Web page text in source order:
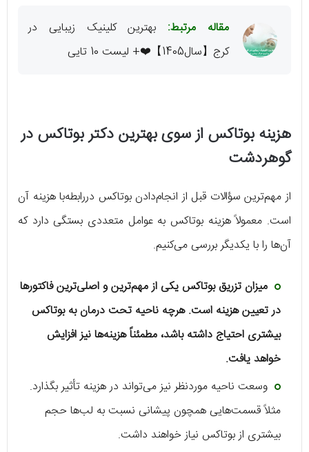
مقاله مرتبط: بهترین کلینیک زیبایی در
کرج【سال1405】❤️+ لیست 10 تایی
هزینه بوتاکس از سوی بهترین دکتر بوتاکس در
گوهردشت
از مهم‌ترین سؤالات قبل از انجام‌دادن بوتاکس دررابطه‌با هزینه آن
است. معمولاً هزینه بوتاکس به عوامل متعددی بستگی دارد که
آن‌ها را با یکدیگر بررسی می‌کنیم.
میزان تزریق بوتاکس یکی از مهم‌ترین و اصلی‌ترین فاکتورها
در تعیین هزینه است. هرچه ناحیه تحت درمان به بوتاکس
بیشتری احتیاج داشته باشد، مطمئناً هزینه‌ها نیز افزایش
خواهد یافت.
وسعت ناحیه موردنظر نیز می‌تواند در هزینه تأثیر بگذارد.
مثلاً قسمت‌هایی همچون پیشانی نسبت به لب‌ها حجم
بیشتری از بوتاکس نیاز خواهند داشت.